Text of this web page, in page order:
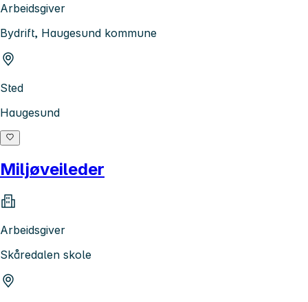
Arbeidsgiver
Bydrift, Haugesund kommune
Sted
Haugesund
Miljøveileder
Arbeidsgiver
Skåredalen skole